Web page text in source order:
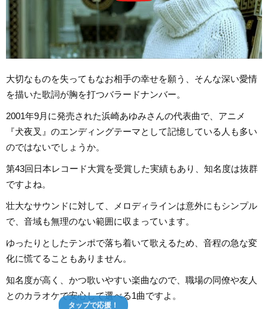
大切なものを失ってもなお相手の幸せを願う、そんな深い愛情
を描いた歌詞が胸を打つバラードナンバー。
2001年9月に発売された浜崎あゆみさんの代表曲で、アニメ
『犬夜叉』のエンディングテーマとして記憶している人も多い
のではないでしょうか。
第43回日本レコード大賞を受賞した実績もあり、知名度は抜群
ですよね。
壮大なサウンドに対して、メロディラインは意外にもシンプル
で、音域も無理のない範囲に収まっています。
ゆったりとしたテンポで落ち着いて歌えるため、音程の急な変
化に慌てることもありません。
知名度が高く、かつ歌いやすい楽曲なので、職場の同僚や友人
とのカラオケで安心して選べる1曲ですよ。
タップで応援！